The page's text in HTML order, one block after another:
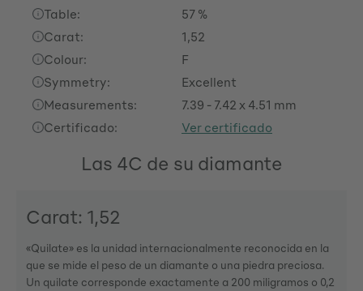
Table:
57 %
Carat:
1,52
Colour:
F
Symmetry:
Excellent
Measurements:
7.39 - 7.42 x 4.51 mm
Certificado:
Ver certificado
Las 4C de su diamante
Carat: 1,52
«Quilate» es la unidad internacionalmente reconocida en la
que se mide el peso de un diamante o una piedra preciosa.
Un quilate corresponde exactamente a 200 miligramos o 0,2